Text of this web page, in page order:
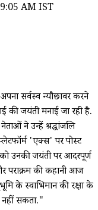
AM IST
सर्वस्व न्यौछावर करने
की जयंती मनाई जा रही है.
ने उन्हें श्रद्धांजलि
प्लेटफॉर्म 'एक्स' पर पोस्ट
को उनकी जयंती पर आदरपूर्ण
पराक्रम की कहानी आज
के स्वाभिमान की रक्षा के
नहीं सकता."